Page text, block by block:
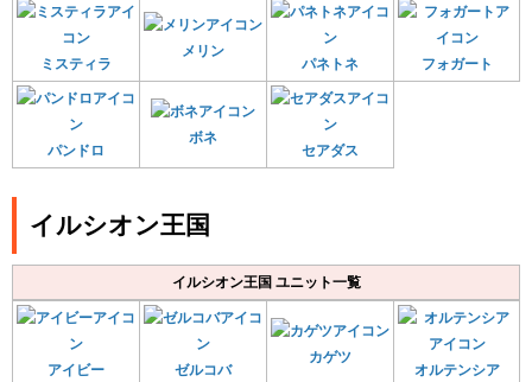
ミスティラ
メリン
パネトネ フォガート
パンドロ
ボネ
セアダス
イルシオン王国
イルシオン王国 ユニット一覧
アイビー ゼルコバ
カゲツ
オルテンシア